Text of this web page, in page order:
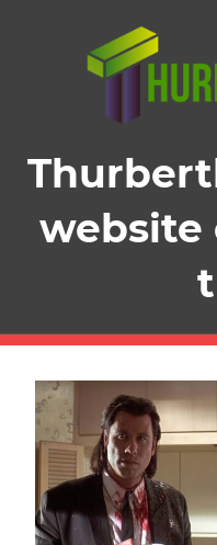
website